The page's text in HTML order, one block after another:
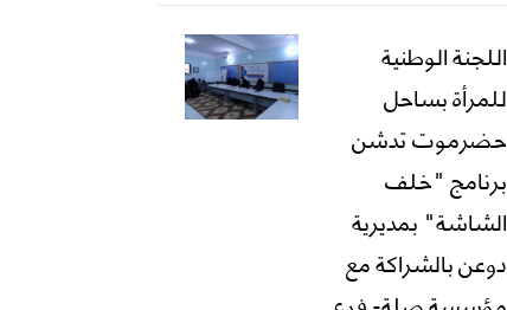
اللجنة الوطنية
للمرأة بساحل
حضرموت تدشن
برنامج "خلف
الشاشة" بمديرية
دوعن بالشراكة مع